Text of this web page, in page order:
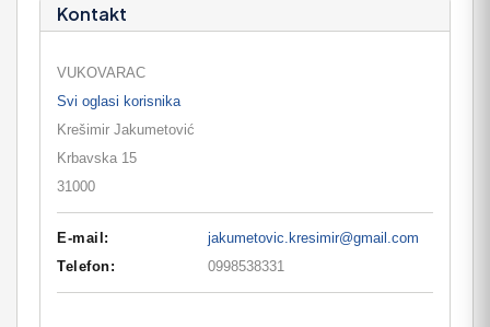
Kontakt
VUKOVARAC
Svi oglasi korisnika
Krešimir Jakumetović
Krbavska 15
31000
E-mail:
jakumetovic.kresimir@gmail.com
Telefon:
0998538331